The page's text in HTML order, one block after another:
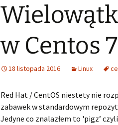
w Centos 7
18 listopada 2016 Linux
Red Hat / CentOS niestety nie
zabawek w standardowym
Jedyne co znalazłem to 'pigz’